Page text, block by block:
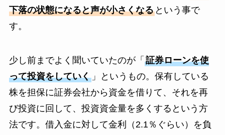
下落の状態になると声が小さくなるという事で
す。
少し前までよく聞いていたのが「 証券ローンを使
って投資をしていく」というもの。保有している
株を担保に証券会社から資金を借りて、それを再
び投資に回して、投資資金量を多くするという方
法です。借入金に対して金利（2.1％ぐらい）を負